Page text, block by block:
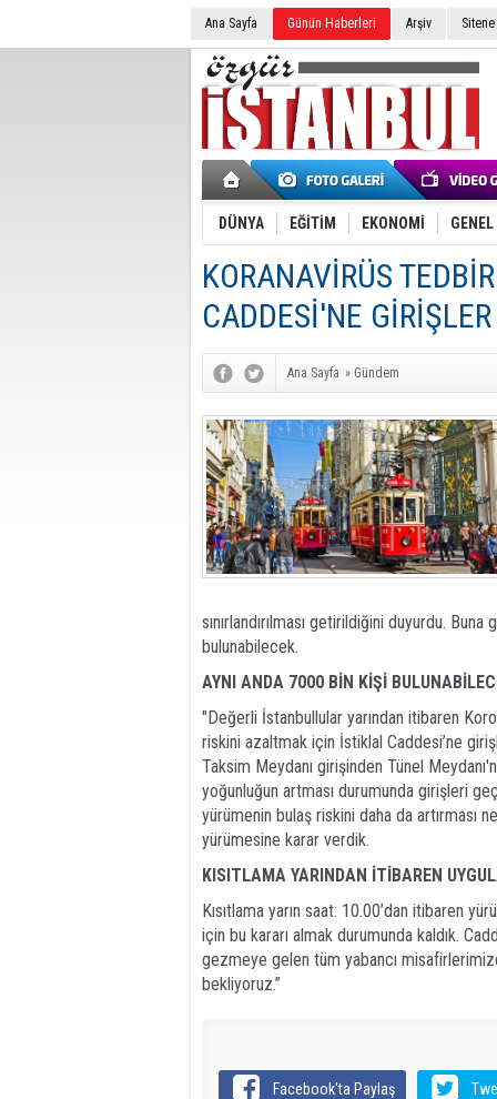
Ana Sayfa Günün Haberleri Arşiv
DÜNYA EĞİTİM EKONOMİ GENEL
KORANAVİRÜS
CADDESİ'NE
Ana Sayfa » Gündem
sınırlandırılması getirildiğini duyurdu.
bulunabilecek.
AYNI ANDA 7000 BİN KİŞİ
"Değerli İstanbullular yarından itibaren
riskini azaltmak için İstiklal Caddesi’ne
Taksim Meydanı girişinden Tünel
yoğunluğun artması durumunda girişleri
yürümenin bulaş riskini daha da artırması
yürümesine karar verdik.
KISITLAMA YARINDAN İTİBAREN
Kısıtlama yarın saat: 10.00’dan itibaren
için bu kararı almak durumunda kaldık.
gezmeye gelen tüm yabancı
bekliyoruz.”
Facebook'ta Paylaş